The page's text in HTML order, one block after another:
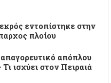
εντοπίστηκε στην
πλοίου
απόπλου
ισχύει στον Πειραιά